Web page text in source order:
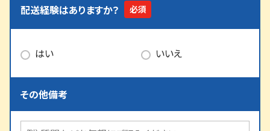
配送経験はありますか？
はい いいえ
その他備考